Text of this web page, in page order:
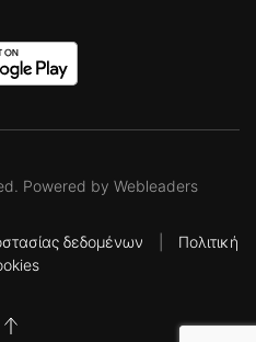
Powered by Webleaders
δεδομένων
Πολιτική